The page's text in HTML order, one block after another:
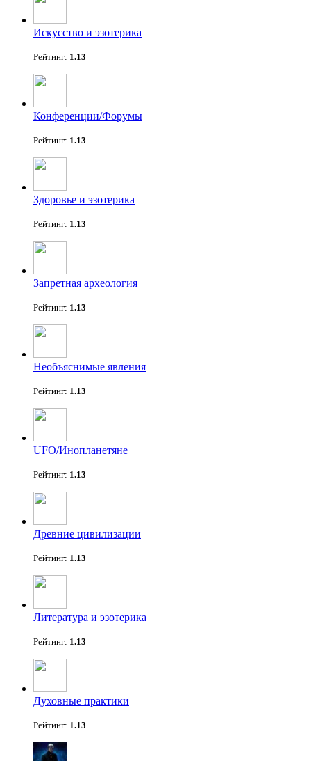
Искусство и эзотерика
Рейтинг: 1.13
Конференции/Форумы
Рейтинг: 1.13
Здоровье и эзотерика
Рейтинг: 1.13
Запретная археология
Рейтинг: 1.13
Необъяснимые явления
Рейтинг: 1.13
UFO/Инопланетяне
Рейтинг: 1.13
Древние цивилизации
Рейтинг: 1.13
Литература и эзотерика
Рейтинг: 1.13
Духовные практики
Рейтинг: 1.13